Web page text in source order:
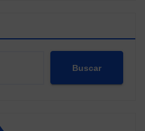
Buscar